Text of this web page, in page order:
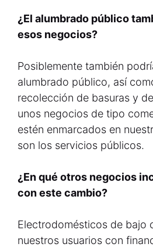
¿El alumbrado público
esos negocios?
Posiblemente también
alumbrado público, así
recolección de basuras y
unos negocios de tipo
estén enmarcados en
son los servicios públicos.
¿En qué otros negocios
con este cambio?
Electrodomésticos de bajo
nuestros usuarios con